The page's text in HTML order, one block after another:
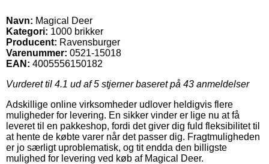
Navn: Magical Deer
Kategori: 1000 brikker
Producent: Ravensburger
Varenummer: 0521-15018
EAN: 4005556150182
Vurderet til 4.1 ud af 5 stjerner baseret på 43 anmeldelser
Adskillige online virksomheder udlover heldigvis flere
muligheder for levering. En sikker vinder er lige nu at få
leveret til en pakkeshop, fordi det giver dig fuld fleksibilitet til
at hente de købte varer når det passer dig. Fragtmuligheden
er jo særligt uproblematisk, og tit endda den billigste
mulighed for levering ved køb af Magical Deer.